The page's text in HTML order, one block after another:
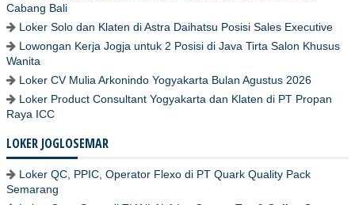
Cabang Bali
Loker Solo dan Klaten di Astra Daihatsu Posisi Sales Executive
Lowongan Kerja Jogja untuk 2 Posisi di Java Tirta Salon Khusus
Wanita
Loker CV Mulia Arkonindo Yogyakarta Bulan Agustus 2026
Loker Product Consultant Yogyakarta dan Klaten di PT Propan
Raya ICC
LOKER JOGLOSEMAR
Loker QC, PPIC, Operator Flexo di PT Quark Quality Pack
Semarang